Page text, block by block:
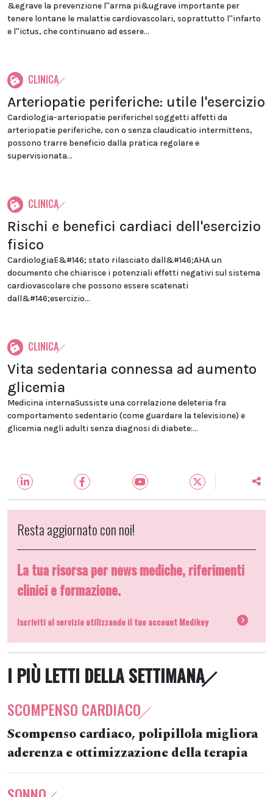
&egrave la prevenzione l''arma pi&ugrave importante per
tenere lontane le malattie cardiovascolari, soprattutto l''infarto
e l''ictus, che continuano ad essere...
CLINICA
Arteriopatie periferiche: utile l'esercizio
Cardiologia-arteriopatie perifericheI soggetti affetti da
arteriopatie periferiche, con o senza claudicatio intermittens,
possono trarre beneficio dalla pratica regolare e
supervisionata...
CLINICA
Rischi e benefici cardiaci dell'esercizio
fisico
CardiologiaE&#146; stato rilasciato dall&#146;AHA un
documento che chiarisce i potenziali effetti negativi sul sistema
cardiovascolare che possono essere scatenati
dall&#146;esercizio...
CLINICA
Vita sedentaria connessa ad aumento
glicemia
Medicina internaSussiste una correlazione deleteria fra
comportamento sedentario (come guardare la televisione) e
glicemia negli adulti senza diagnosi di diabete:...
Resta aggiornato con noi!
La tua risorsa per news mediche, riferimenti
clinici e formazione.
Iscriviti al servizio utilizzando il tuo account Medikey
I PIÙ LETTI DELLA SETTIMANA
SCOMPENSO CARDIACO
Scompenso cardiaco, polipillola migliora
aderenza e ottimizzazione della terapia